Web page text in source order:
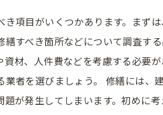
項目がいくつかあります。まず
すべき箇所などについて調査す
材、人件費などを考慮する必要
者を選びましょう。 修繕には
が発生してしまいます。初めに